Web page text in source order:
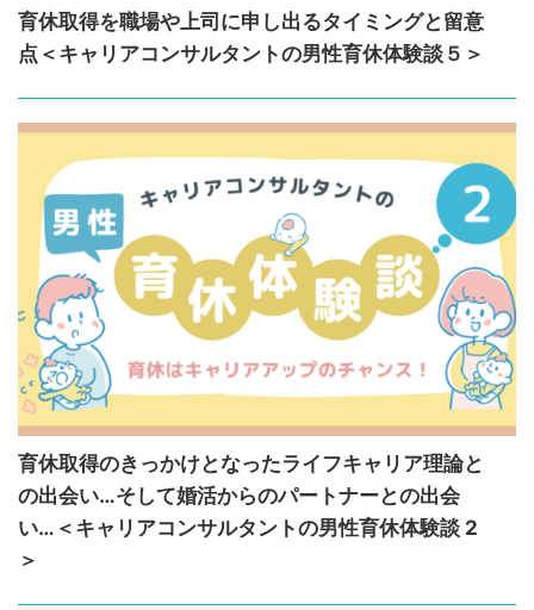
育休取得を職場や上司に申し出るタイミングと留意
点＜キャリアコンサルタントの男性育休体験談５＞
育休取得のきっかけとなったライフキャリア理論と
の出会い…そして婚活からのパートナーとの出会
い…＜キャリアコンサルタントの男性育休体験談 2
＞